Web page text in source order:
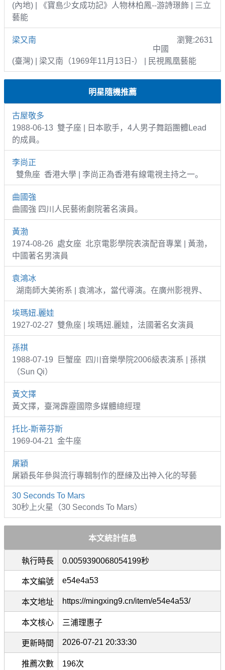
(內地) | 《寶島少女成功記》人物林柏鳳--游詩璟飾 | 三立
藝能
梁又南
瀏覽:2631
中國
(臺灣) | 梁又南（1969年11月13日-） | 民視鳳凰藝能
明星隨機推薦
古屋敬多
1988-06-13 雙子座 | 日本歌手，4人男子舞蹈團體Lead
的成員。
李尚正
雙魚座 香港大學 | 李尚正為香港有線電視主持之一。
曲國強
曲國強 四川人民藝術劇院著名演員。
黃渤
1974-08-26 處女座 北京電影學院表演配音專業 | 黃渤，
中國著名男演員
袁鴻冰
湖南師大美術系 | 袁鴻冰，當代導演。在廣州影視界、
埃瑪妞.麗娃
1927-02-27 雙魚座 | 埃瑪妞.麗娃，法國著名女演員
孫祺
1988-07-19 巨蟹座 四川音樂學院2006級表演系 | 孫祺
（Sun Qi）
黃文擇
黃文擇，臺灣霹靂國際多媒體總經理
托比-斯蒂芬斯
1969-04-21 金牛座
屠穎
屠穎長年參與流行專輯制作的歷練及出神入化的琴藝
30 Seconds To Mars
30秒上火星（30 Seconds To Mars）
本文統計信息
執行時長 0.0059390068054199秒
本文編號 e54e4a53
本文地址 https://mingxing9.cn/item/e54e4a53/
本文核心 三浦理惠子
更新時間 2026-07-21 20:33:30
推薦次數 196次